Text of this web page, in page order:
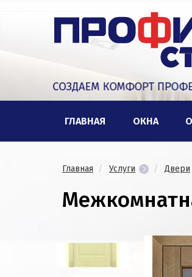
ГЛАВНАЯ ОКНА
Главная Услуги Двери